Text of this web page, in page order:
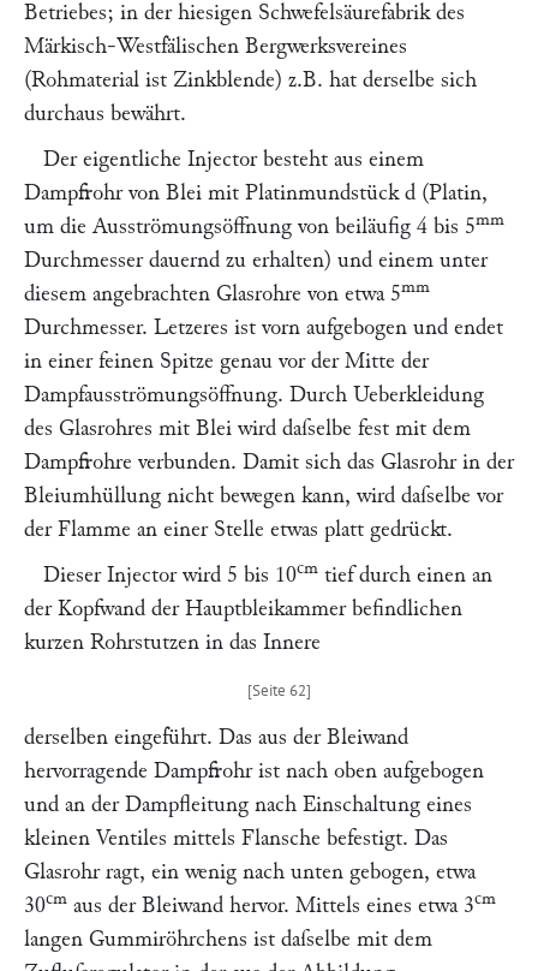
Betriebes; in der hiesigen Schwefelsäurefabrik des
Märkisch-Westfälischen Bergwerksvereines
(Rohmaterial ist Zinkblende) z.B. hat derselbe sich
durchaus bewährt.
Der eigentliche Injector besteht aus einem
Dampfrohr von Blei mit Platinmundstück d (Platin,
um die Ausströmungsöffnung von beiläufig 4 bis 5mm
Durchmesser dauernd zu erhalten) und einem unter
diesem angebrachten Glasrohre von etwa 5mm
Durchmesser. Letzeres ist vorn aufgebogen und endet
in einer feinen Spitze genau vor der Mitte der
Dampfausströmungsöffnung. Durch Ueberkleidung
des Glasrohres mit Blei wird daſselbe fest mit dem
Dampfrohre verbunden. Damit sich das Glasrohr in der
Bleiumhüllung nicht bewegen kann, wird daſselbe vor
der Flamme an einer Stelle etwas platt gedrückt.
Dieser Injector wird 5 bis 10cm tief durch einen an
der Kopfwand der Hauptbleikammer befindlichen
kurzen Rohrstutzen in das Innere
derselben eingeführt. Das aus der Bleiwand
hervorragende Dampfrohr ist nach oben aufgebogen
und an der Dampfleitung nach Einschaltung eines
kleinen Ventiles mittels Flansche befestigt. Das
Glasrohr ragt, ein wenig nach unten gebogen, etwa
30cm aus der Bleiwand hervor. Mittels eines etwa 3cm
langen Gummiröhrchens ist daſselbe mit dem